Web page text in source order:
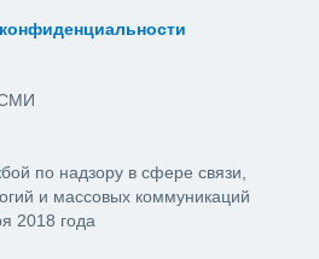
СМИ
по надзору в сфере связи,
и массовых коммуникаций
2018 года